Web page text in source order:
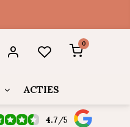
0
ACTIES
4.7 /5